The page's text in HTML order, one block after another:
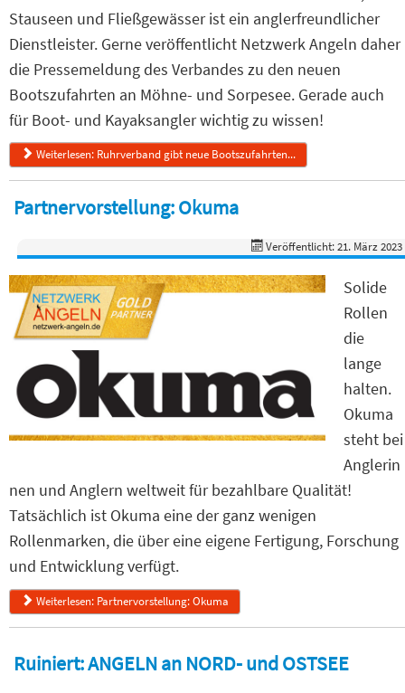
Stauseen und Fließgewässer ist ein anglerfreundlicher
Dienstleister. Gerne veröffentlicht Netzwerk Angeln daher
die Pressemeldung des Verbandes zu den neuen
Bootszufahrten an Möhne- und Sorpesee. Gerade auch
für Boot- und Kayaksangler wichtig zu wissen!
Weiterlesen: Ruhrverband gibt neue Bootszufahrten...
Partnervorstellung: Okuma
Veröffentlicht: 21. März 2023
Solide
Rollen
die
lange
halten.
Okuma
steht bei
Anglerin
nen und Anglern weltweit für bezahlbare Qualität!
Tatsächlich ist Okuma eine der ganz wenigen
Rollenmarken, die über eine eigene Fertigung, Forschung
und Entwicklung verfügt.
Weiterlesen: Partnervorstellung: Okuma
Ruiniert: ANGELN an NORD- und OSTSEE